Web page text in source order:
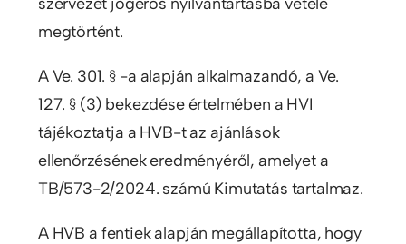
megtörtént.
A Ve. 301. § -a alapján alkalmazandó, a Ve.
127. § (3) bekezdése értelmében a HVI
tájékoztatja a HVB-t az ajánlások
ellenőrzésének eredményéről, amelyet a
TB/573-2/2024. számú Kimutatás tartalmaz.
A HVB a fentiek alapján megállapította, hogy